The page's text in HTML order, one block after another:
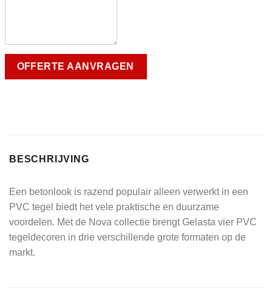
BESCHRIJVING
Een betonlook is razend populair alleen verwerkt in een
PVC tegel biedt het vele praktische en duurzame
voordelen. Met de Nova collectie brengt Gelasta vier PVC
tegeldecoren in drie verschillende grote formaten op de
markt.